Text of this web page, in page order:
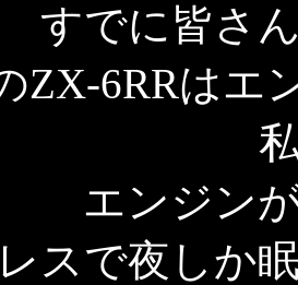
すでに皆さ
ZX-6RRはエ
エンジン
スで夜しか